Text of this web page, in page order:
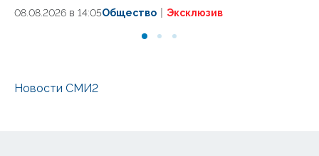
08.08.2026 в 14:05Общество Эксклюзив
Новости СМИ2